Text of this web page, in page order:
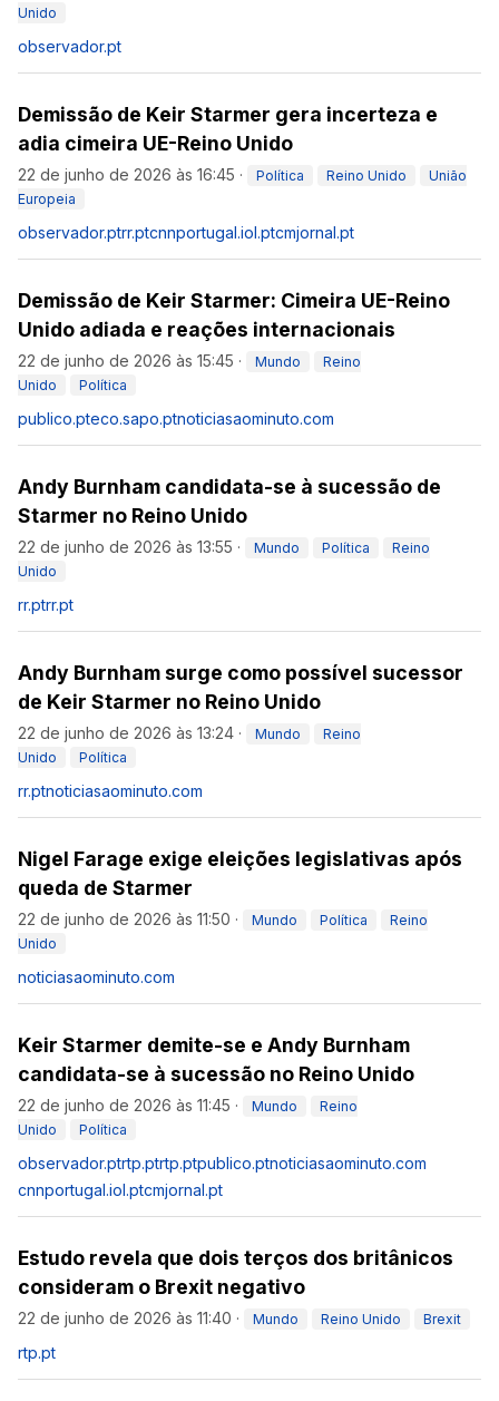
Unido
observador.pt
Demissão de Keir Starmer gera incerteza e
adia cimeira UE-Reino Unido
22 de junho de 2026 às 16:45 · Política Reino Unido
União
Europeia
observador.ptrr.ptcnnportugal.iol.ptcmjornal.pt
Demissão de Keir Starmer: Cimeira UE-Reino
Unido adiada e reações internacionais
22 de junho de 2026 às 15:45 · Mundo
Reino
Unido
Política
publico.pteco.sapo.ptnoticiasaominuto.com
Andy Burnham candidata-se à sucessão de
Starmer no Reino Unido
22 de junho de 2026 às 13:55 · Mundo Política
Reino
Unido
rr.ptrr.pt
Andy Burnham surge como possível sucessor
de Keir Starmer no Reino Unido
22 de junho de 2026 às 13:24 · Mundo
Reino
Unido
Política
rr.ptnoticiasaominuto.com
Nigel Farage exige eleições legislativas após
queda de Starmer
22 de junho de 2026 às 11:50 · Mundo Política
Reino
Unido
noticiasaominuto.com
Keir Starmer demite-se e Andy Burnham
candidata-se à sucessão no Reino Unido
22 de junho de 2026 às 11:45 · Mundo
Reino
Unido
Política
observador.ptrtp.ptrtp.ptpublico.ptnoticiasaominuto.com
cnnportugal.iol.ptcmjornal.pt
Estudo revela que dois terços dos britânicos
consideram o Brexit negativo
22 de junho de 2026 às 11:40 · Mundo Reino Unido Brexit
rtp.pt